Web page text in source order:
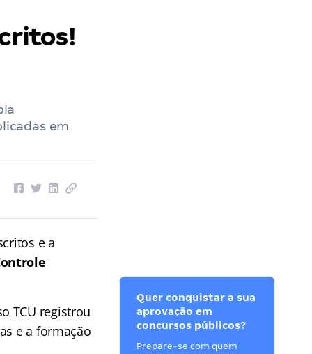
em
e a
TCU registrou
e a formação
Quer conquistar a sua
aprovação em
concursos públicos?
Prepare-se com quem